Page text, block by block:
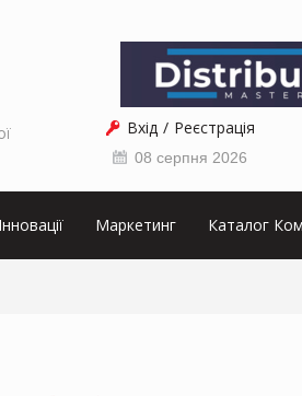
Вхід Реєстрація
08 серпня 2026
Інновації Маркетинг Каталог